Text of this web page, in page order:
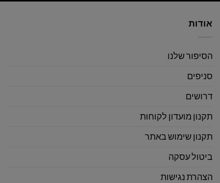
אודות
הסיפור שלנו
סניפים
דרושים
תקנון מועדון לקוחות
תקנון שימוש באתר
ביטול עסקה
הצהרת נגישות